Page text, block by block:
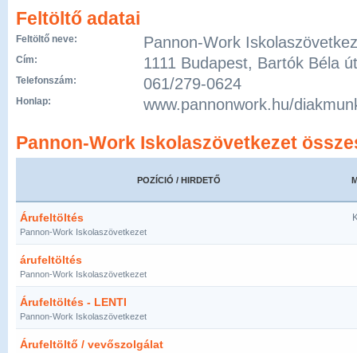
Feltöltő adatai
Feltöltő neve: Pannon-Work
Cím: 1111 Budapest, Bartók Béla
Telefonszám: 061/279-0624
Honlap: www.pannonwork.hu/
Pannon-Work Iskolaszövetkezet
POZÍCIÓ / HIRDETŐ
Árufeltöltés
Pannon-Work Iskolaszövetkezet
árufeltöltés
Pannon-Work Iskolaszövetkezet
Árufeltöltés - LENTI
Pannon-Work Iskolaszövetkezet
Árufeltöltő / vevőszolgálat